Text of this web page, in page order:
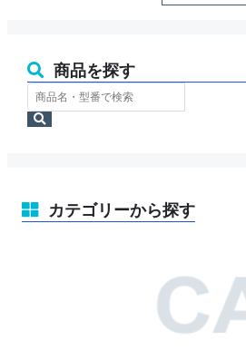
商品を探す
ス
ト
ア
検
カテゴリーから探す